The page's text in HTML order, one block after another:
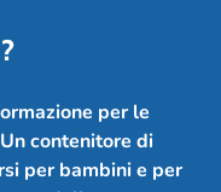
per le
Un contenitore di
per bambini e per